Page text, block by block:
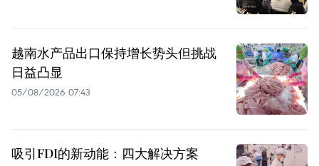
越南水产品出口保持增长势头但挑战
日益凸显
05/08/2026 07:43
吸引FDI的新动能：四大解决方案